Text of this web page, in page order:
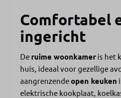
Badkamer
1 badkamer
Regendouche
Toilet
Terras
Comfortabel
ingericht
De ruime woonkamer is het
huis, ideaal voor gezellige
aangrenzendeopen keuken
elektrische kookplaat,